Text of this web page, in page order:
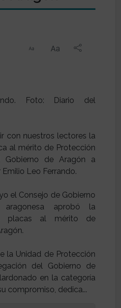
Foto: Diario del
con nuestros lectores la
al mérito de Protección
de Aragón a
Leo Ferrando.
el Consejo de Gobierno
aprobó la
placas al mérito de
la Unidad de Protección
del Gobierno de
en la categoría